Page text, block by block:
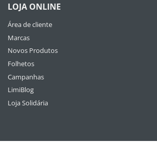
LOJA ONLINE
Área de cliente
Marcas
Novos Produtos
Folhetos
Campanhas
LimiBlog
Loja Solidária